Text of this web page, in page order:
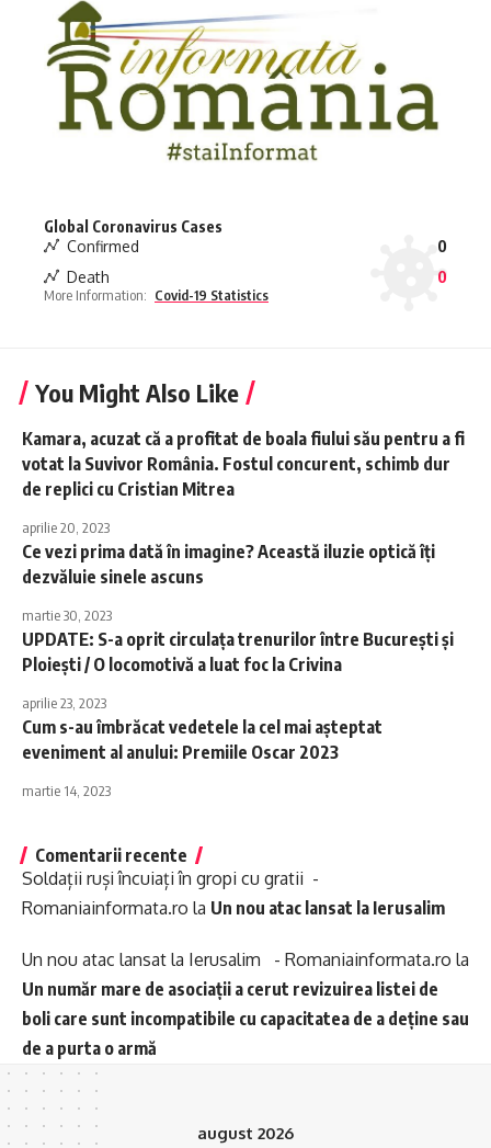
Global Coronavirus Cases
Confirmed
0
Death
0
More Information: Covid-19 Statistics
You Might Also Like
Kamara, acuzat că a profitat de boala fiului său pentru a fi
votat la Suvivor România. Fostul concurent, schimb dur
de replici cu Cristian Mitrea
aprilie 20, 2023
Ce vezi prima dată în imagine? Această iluzie optică îți
dezvăluie sinele ascuns
martie 30, 2023
UPDATE: S-a oprit circulața trenurilor între București și
Ploiești / O locomotivă a luat foc la Crivina
aprilie 23, 2023
Cum s-au îmbrăcat vedetele la cel mai așteptat
eveniment al anului: Premiile Oscar 2023
martie 14, 2023
Comentarii recente
Soldații ruși încuiați în gropi cu gratii -
Romaniainformata.ro la Un nou atac lansat la Ierusalim
Un nou atac lansat la Ierusalim - Romaniainformata.ro la
Un număr mare de asociații a cerut revizuirea listei de
boli care sunt incompatibile cu capacitatea de a deține sau
de a purta o armă
august 2026